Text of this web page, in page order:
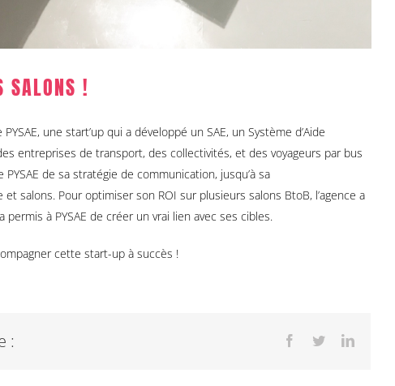
SALONS !
une start’up qui a développé un SAE, un Système d’Aide
entreprises de transport, des collectivités, et des voyageurs par bus
PYSAE de sa stratégie de communication, jusqu’à sa
salons. Pour optimiser son ROI sur plusieurs salons BtoB, l’agence a
à PYSAE de créer un vrai lien avec ses cibles.
cette start-up à succès !
: Facebook
TwitterLinkedIn